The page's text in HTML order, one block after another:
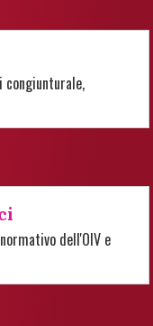
congiunturale,
dell'OIV e